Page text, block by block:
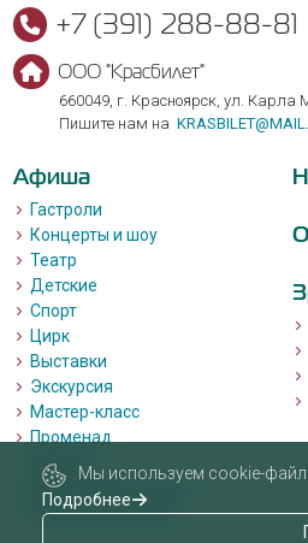
+7 (391) 288-88-81
ООО "Красбилет"
660049, г. Красноярск, ул. Карла
Пишите нам на
Афиша
Гастроли
Концерты и шоу
Театр
Детские
Спорт
Цирк
Выставки
Экскурсия
Мастер-класс
Променад
Лекции
Квизы, квесты, игры.
Пушкинская карта
Мы используем cookie-
Подробнее